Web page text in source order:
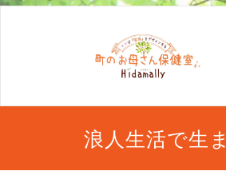
浪人生活で生